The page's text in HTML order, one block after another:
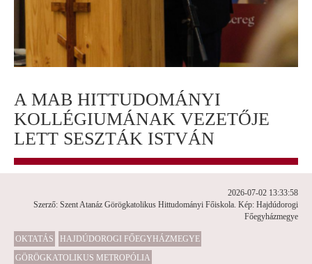
A MAB HITTUDOMÁNYI
KOLLÉGIUMÁNAK VEZETŐJE
LETT SESZTÁK ISTVÁN
2026-07-02 13:33:58
Szerző: Szent Atanáz Görögkatolikus Hittudományi Főiskola. Kép: Hajdúdorogi
Főegyházmegye
OKTATÁS
HAJDÚDOROGI FŐEGYHÁZMEGYE
GÖRÖGKATOLIKUS METROPÓLIA